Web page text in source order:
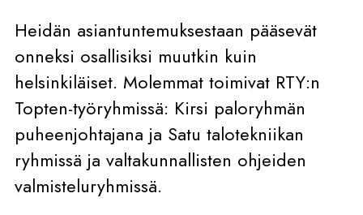
Heidän asiantuntemuksestaan pääsevät
onneksi osallisiksi muutkin kuin
helsinkiläiset. Molemmat toimivat RTY:n
Topten-työryhmissä: Kirsi paloryhmän
puheenjohtajana ja Satu talotekniikan
ryhmissä ja valtakunnallisten ohjeiden
valmisteluryhmissä.